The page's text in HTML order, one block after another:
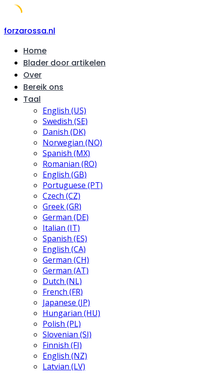
Skip
content
forzarossa.nl
Home
Blader door artikelen
Over
Bereik ons
Taal
English (US)
Swedish (SE)
Danish (DK)
Norwegian (NO)
Spanish (MX)
Romanian (RO)
English (GB)
Portuguese (PT)
Czech (CZ)
Greek (GR)
German (DE)
Italian (IT)
Spanish (ES)
English (CA)
German (CH)
German (AT)
Dutch (NL)
French (FR)
Japanese (JP)
Hungarian (HU)
Polish (PL)
Slovenian (SI)
Finnish (FI)
English (NZ)
Latvian (LV)